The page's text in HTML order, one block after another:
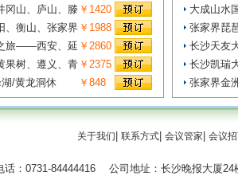
冈山、庐山、滕 ￥1420
、衡山、张家界 ￥1988
旅——西安、延 ￥2860
果树、遵义、青 ￥2375
/黄龙洞休
￥848
大成山水
张家界琵
长沙天友
长沙凯瑞
张家界金
关于我们 联系方式 会议管家 会议
话：0731-84444416 公司地址：长沙晚报大